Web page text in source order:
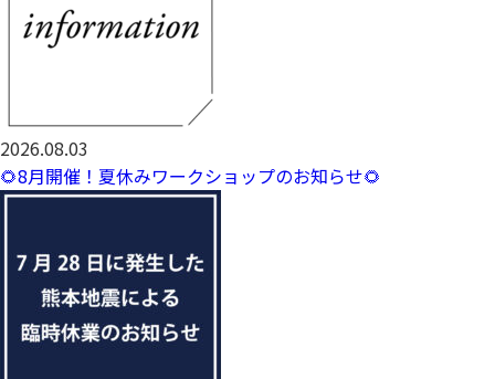
2026.08.03
🌻8月開催！夏休みワークショップのお知らせ🌻